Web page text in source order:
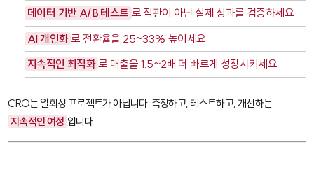
데이터 기반 A/B 테스트 로 직관이 아닌 실제 성과를 검증하세요
AI 개인화 로 전환율을 25~33% 높이세요
지속적인 최적화 로 매출을 1.5~2배 더 빠르게 성장시키세요
CRO는 일회성 프로젝트가 아닙니다. 측정하고, 테스트하고, 개선하는
지속적인 여정 입니다.